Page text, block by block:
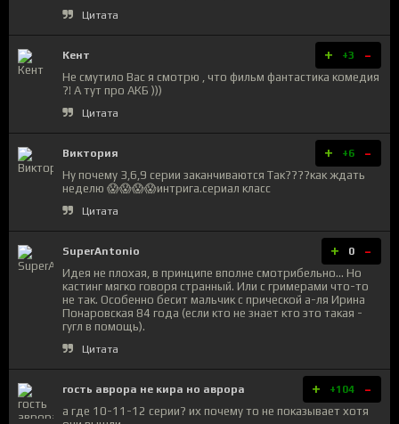
Цитата
Кент + +3 -
Не смутило Вас я смотрю , что фильм фантастика комедия
?! А тут про АКБ )))
Цитата
Виктория + +6 -
Ну почему 3,6,9 серии заканчиваются Так????как ждать
неделю 😱😱😱😱интрига.сериал класс
Цитата
SuperAntonio + 0 -
Идея не плохая, в принципе вполне смотрибельно... Но
кастинг мягко говоря странный. Или с гримерами что-то
не так. Особенно бесит мальчик с прической а-ля Ирина
Понаровская 84 года (если кто не знает кто это такая -
гугл в помощь).
Цитата
гость аврора не кира но аврора + +104 -
а где 10-11-12 серии? их почему то не показывает хотя